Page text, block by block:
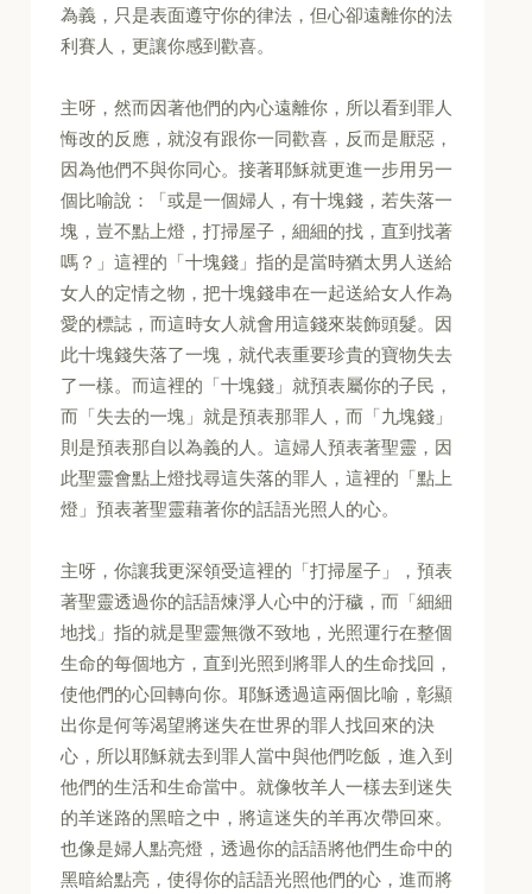
為義，只是表面遵守你的律法，但心卻遠離你的法
利賽人，更讓你感到歡喜。
主呀，然而因著他們的內心遠離你，所以看到罪人
悔改的反應，就沒有跟你一同歡喜，反而是厭惡，
因為他們不與你同心。接著耶穌就更進一步用另一
個比喻說：「或是一個婦人，有十塊錢，若失落一
塊，豈不點上燈，打掃屋子，細細的找，直到找著
嗎？」這裡的「十塊錢」指的是當時猶太男人送給
女人的定情之物，把十塊錢串在一起送給女人作為
愛的標誌，而這時女人就會用這錢來裝飾頭髮。因
此十塊錢失落了一塊，就代表重要珍貴的寶物失去
了一樣。而這裡的「十塊錢」就預表屬你的子民，
而「失去的一塊」就是預表那罪人，而「九塊錢」
則是預表那自以為義的人。這婦人預表著聖靈，因
此聖靈會點上燈找尋這失落的罪人，這裡的「點上
燈」預表著聖靈藉著你的話語光照人的心。
主呀，你讓我更深領受這裡的「打掃屋子」，預表
著聖靈透過你的話語煉淨人心中的汙穢，而「細細
地找」指的就是聖靈無微不致地，光照運行在整個
生命的每個地方，直到光照到將罪人的生命找回，
使他們的心回轉向你。耶穌透過這兩個比喻，彰顯
出你是何等渴望將迷失在世界的罪人找回來的決
心，所以耶穌就去到罪人當中與他們吃飯，進入到
他們的生活和生命當中。就像牧羊人一樣去到迷失
的羊迷路的黑暗之中，將這迷失的羊再次帶回來。
也像是婦人點亮燈，透過你的話語將他們生命中的
黑暗給點亮，使得你的話語光照他們的心，進而將